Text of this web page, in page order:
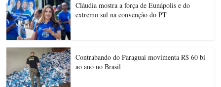
Cláudia mostra a força de Eunápolis e do
extremo sul na convenção do PT
Contrabando do Paraguai movimenta R$ 60 bi
ao ano no Brasil